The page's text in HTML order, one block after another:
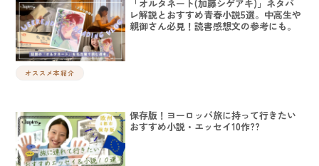
オススメ本紹介
「オルタネート(加藤シゲアキ)」ネタバ
レ解説とおすすめ青春小説5選。中高生や
親御さん必見！読書感想文の参考にも。
保存版！ヨーロッパ旅に持って行きたい
おすすめ小説・エッセイ10作??